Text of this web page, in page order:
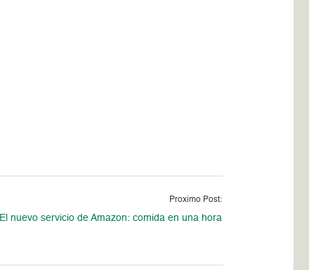
Proximo Post:
El nuevo servicio de Amazon: comida en una hora